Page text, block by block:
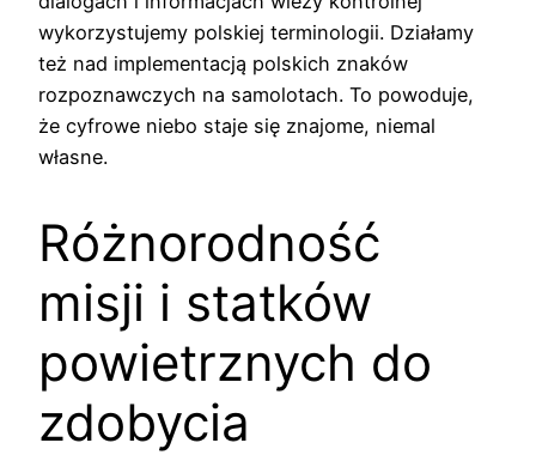
wykorzystujemy polskiej terminologii. Działamy
też nad implementacją polskich znaków
rozpoznawczych na samolotach. To powoduje,
że cyfrowe niebo staje się znajome, niemal
własne.
Różnorodność
misji i statków
powietrznych do
zdobycia